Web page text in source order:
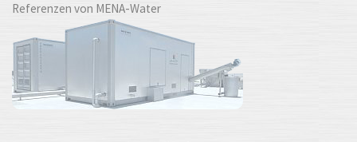
Referenzen von MENA-Water